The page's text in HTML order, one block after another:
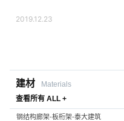
2019.12.23
建材
Materials
查看所有 ALL +
钢结构廊架-板桁架-泰大建筑